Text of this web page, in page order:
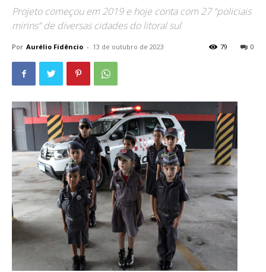
Projeto começou em 2019 e hoje conta com 27 “policiais
mirins” de diversas cidades do litoral sul
Por Aurélio Fidêncio - 13 de outubro de 2023 0
79